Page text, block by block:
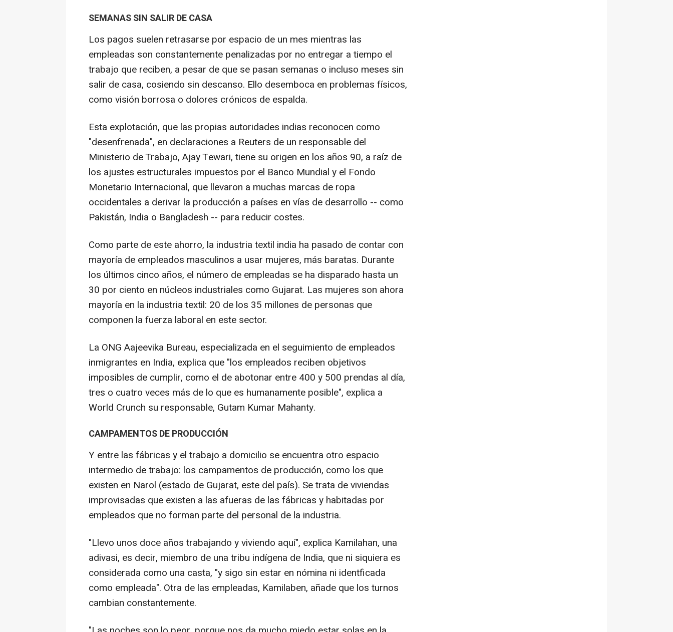
SEMANAS SIN SALIR DE CASA
Los pagos suelen retrasarse por espacio de un mes mientras las
empleadas son constantemente penalizadas por no entregar a tiempo el
trabajo que reciben, a pesar de que se pasan semanas o incluso meses sin
salir de casa, cosiendo sin descanso. Ello desemboca en problemas físicos,
como visión borrosa o dolores crónicos de espalda.
Esta explotación, que las propias autoridades indias reconocen como
"desenfrenada", en declaraciones a Reuters de un responsable del
Ministerio de Trabajo, Ajay Tewari, tiene su origen en los años 90, a raíz de
los ajustes estructurales impuestos por el Banco Mundial y el Fondo
Monetario Internacional, que llevaron a muchas marcas de ropa
occidentales a derivar la producción a países en vías de desarrollo -- como
Pakistán, India o Bangladesh -- para reducir costes.
Como parte de este ahorro, la industria textil india ha pasado de contar con
mayoría de empleados masculinos a usar mujeres, más baratas. Durante
los últimos cinco años, el número de empleadas se ha disparado hasta un
30 por ciento en núcleos industriales como Gujarat. Las mujeres son ahora
mayoría en la industria textil: 20 de los 35 millones de personas que
componen la fuerza laboral en este sector.
La ONG Aajeevika Bureau, especializada en el seguimiento de empleados
inmigrantes en India, explica que "los empleados reciben objetivos
imposibles de cumplir, como el de abotonar entre 400 y 500 prendas al día,
tres o cuatro veces más de lo que es humanamente posible", explica a
World Crunch su responsable, Gutam Kumar Mahanty.
CAMPAMENTOS DE PRODUCCIÓN
Y entre las fábricas y el trabajo a domicilio se encuentra otro espacio
intermedio de trabajo: los campamentos de producción, como los que
existen en Narol (estado de Gujarat, este del país). Se trata de viviendas
improvisadas que existen a las afueras de las fábricas y habitadas por
empleados que no forman parte del personal de la industria.
"Llevo unos doce años trabajando y viviendo aquí", explica Kamilahan, una
adivasi, es decir, miembro de una tribu indígena de India, que ni siquiera es
considerada como una casta, "y sigo sin estar en nómina ni identficada
como empleada". Otra de las empleadas, Kamilaben, añade que los turnos
cambian constantemente.